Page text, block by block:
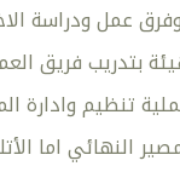
عمل ودراسة
بتدريب فريق
تنظيم وادارة
النهائي اما